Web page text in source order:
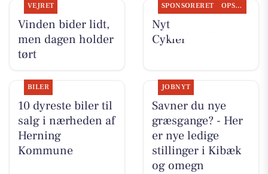
VEJRET
Vinden bider lidt,
men dagen holder
tørt
SPONSORERET OPSLAGSTAVLEN
Nyt fra Per P.
Cykler
BILER
10 dyreste biler til
salg i nærheden af
Herning
Kommune
JOBNYT
Savner du nye
græsgange? - Her
er nye ledige
stillinger i Kibæk
og omegn